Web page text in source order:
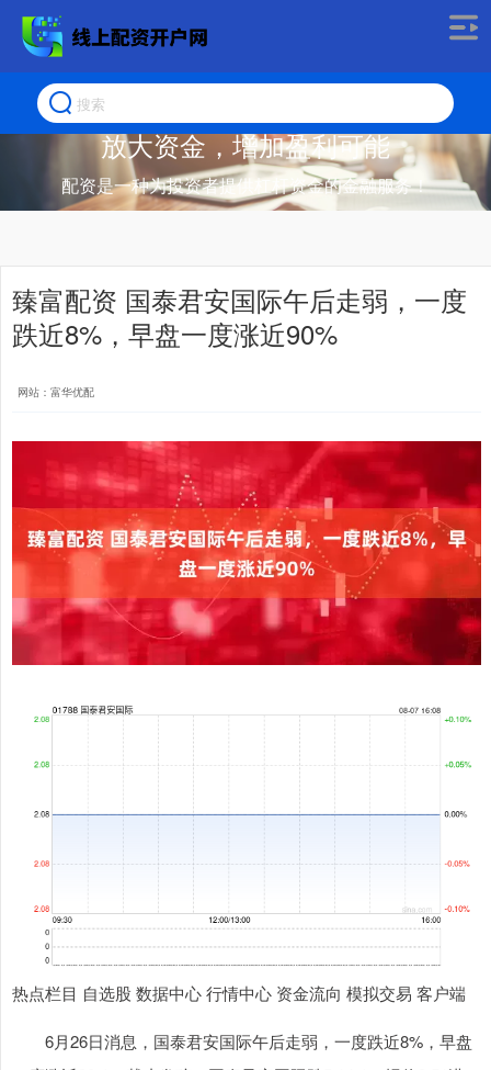
放大资金，增加盈利可能
配资是一种为投资者提供杠杆资金的金融服务！
臻富配资 国泰君安国际午后走弱，一度
跌近8%，早盘一度涨近90%
网站：富华优配
热点栏目 自选股 数据中心 行情中心 资金流向 模拟交易 客户端
6月26日消息，国泰君安国际午后走弱，一度跌近8%，早盘